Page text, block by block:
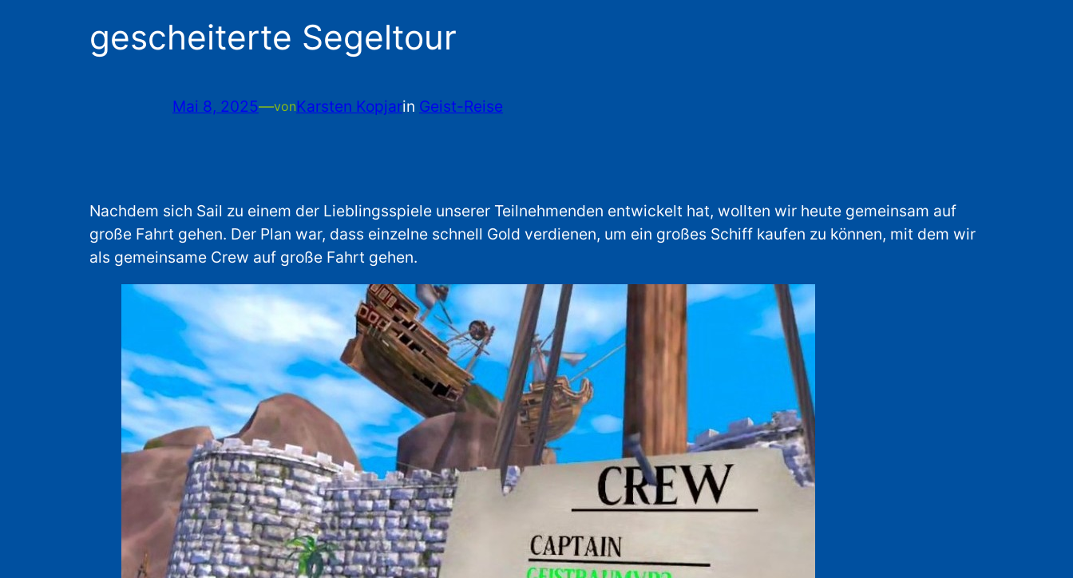
gescheiterte Segeltour
Mai 8, 2025—vonKarsten Kopjarin Geist-Reise
Nachdem sich Sail zu einem der Lieblingsspiele unserer Teilnehmenden entwickelt hat, wollten wir heute gemeinsam auf
große Fahrt gehen. Der Plan war, dass einzelne schnell Gold verdienen, um ein großes Schiff kaufen zu können, mit dem wir
als gemeinsame Crew auf große Fahrt gehen.